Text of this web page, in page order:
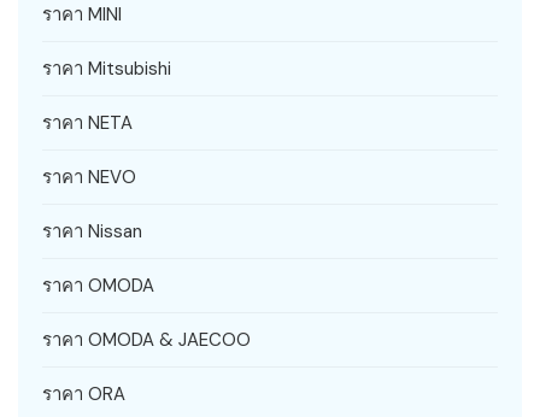
ราคา MINI
ราคา Mitsubishi
ราคา NETA
ราคา NEVO
ราคา Nissan
ราคา OMODA
ราคา OMODA & JAECOO
ราคา ORA